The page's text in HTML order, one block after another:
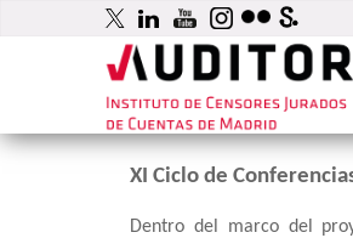
XI Ciclo de
Dentro del marco del